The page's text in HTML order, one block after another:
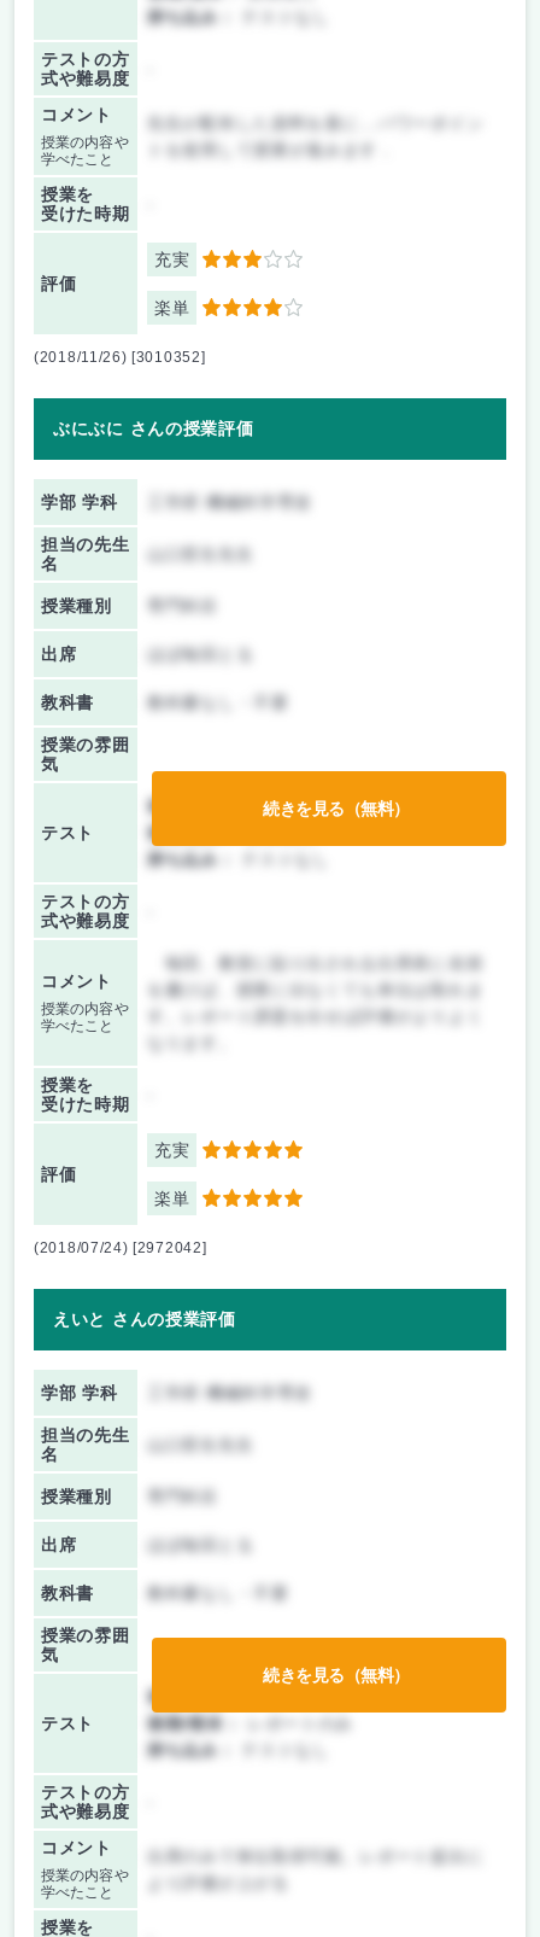
持ち込み：
テストの方
式や難易度
コメント
授業の内容や
学べたこと
授業を
受けた時期
評価
充実 3
楽単 4
(2018/11/26) [3010352]
ぶにぶに さんの授業評価
学部 学科 工学府 機械科学専攻
担当の先生
名
授業種別
出席 ほぼ毎回とる
教科書 教科書なし・不要
授業の雰囲
気
テスト
前期/中間：
レポートのみ
後期/期末：
持ち込み：
テストの方
式や難易度
コメント
授業の内容や
学べたこと
毎回、教室に貼り出される出席表に名前
を書けば、授業に出なくても単位は取れま
す。レポート課題を出せば評価がよりよく
授業を
受けた時期
評価
充実 5
楽単 5
続きを見る（無料）
(2018/07/24) [2972042]
えいと さんの授業評価
学部 学科 工学府 機械科学専攻
担当の先生
名
授業種別
出席 ほぼ毎回とる
教科書 教科書なし・不要
授業の雰囲
気
テスト
前期/中間：
後期/期末：
持ち込み：
テストの方
式や難易度
コメント
授業の内容や
学べたこと
より評価が上がる
授業を
続きを見る（無料）